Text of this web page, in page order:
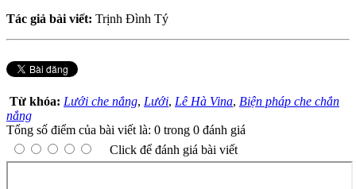
Tác giả bài viết: Trịnh Đình Tý
Từ khóa: Lưới che nắng, Lưới, Lê Hà Vina, Biện pháp che chắn
nắng
Tổng số điểm của bài viết là: 0 trong 0 đánh giá
Click để đánh giá bài viết